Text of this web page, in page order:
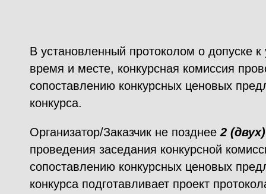
В установленный протоколом о допуске к
время и месте, конкурсная комиссия
сопоставлению конкурсных ценовых
конкурса.
Организатор/Заказчик не позднее 2
проведения заседания конкурсной
сопоставлению конкурсных ценовых
конкурса подготавливает проект